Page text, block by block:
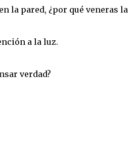
la pared, ¿por qué veneras la
a la luz.
verdad?